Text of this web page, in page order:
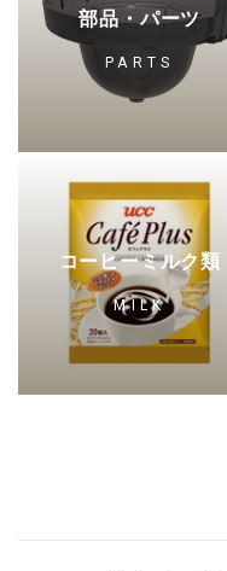
部品・パーツ
PARTS
コーヒーミルク類
MILK